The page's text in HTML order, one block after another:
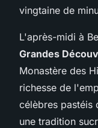
vingtaine de
L'après-midi à
Grandes
Monastère des
richesse de
célèbres pastéis
une tradition